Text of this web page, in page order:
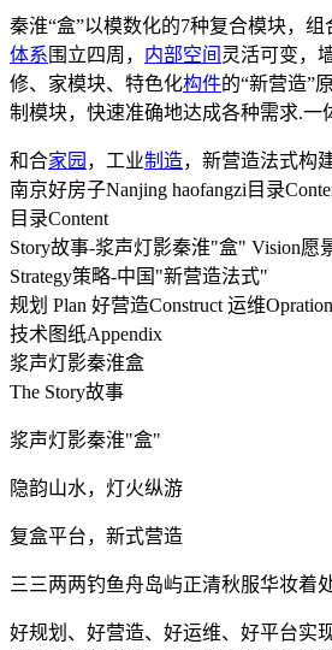
秦淮“盒”以模数化的7种复合模块，组
体系 围立四周， 内部空间 灵活可变，
修、家模块、特色化构件的“新营造”
制模块，快速准确地达成各种需求.一
和合家园 ，工业制造，新营造法式构
南京好房子Nanjing haofangzi目录
目录Content
Story故事-浆声灯影秦淮"盒" Vision愿
Strategy策略-中国"新营造法式"
规划 Plan 好营造Construct 运维
技术图纸Appendix
浆声灯影秦淮盒
The Story故事
浆声灯影秦淮"盒"
隐韵山水，灯火纵游
复盒平台，新式营造
三三两两钓鱼舟岛屿正清秋服华妆着
好规划、好营造、好运维、好平台实